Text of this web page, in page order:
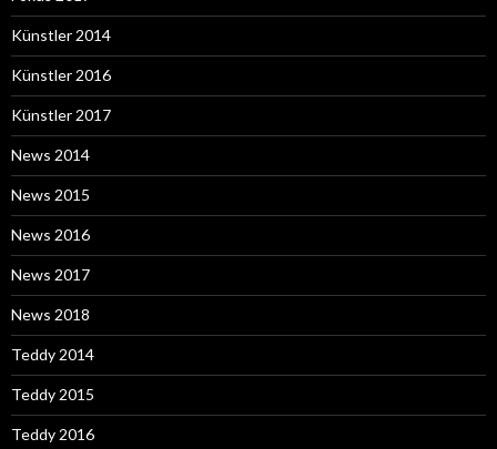
Künstler 2014
Künstler 2016
Künstler 2017
News 2014
News 2015
News 2016
News 2017
News 2018
Teddy 2014
Teddy 2015
Teddy 2016